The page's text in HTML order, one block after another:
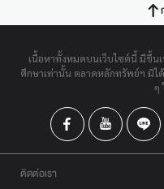
เนื้อหาทั้งหมดบนเว็บไซต์นี้ มีขึ้น
ศึกษาเท่านั้น ตลาดหลักทรัพย์ฯ มิไ
ๆ
ติดต่อเรา